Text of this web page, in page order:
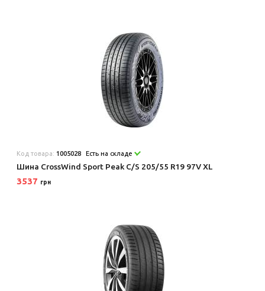
Код товара: 1005028 Есть на складе
Шина CrossWind Sport Peak C/S 205/55 R19 97V XL
3537 грн